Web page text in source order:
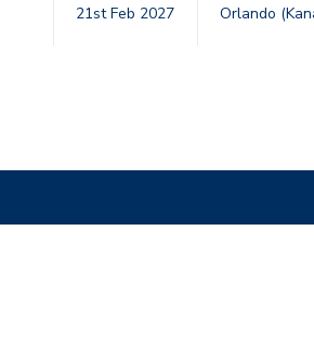
21st Feb 2027 Orlando